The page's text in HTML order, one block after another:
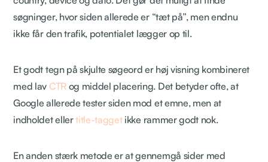
søgninger, hvor siden allerede er “tæt på”, men endnu
ikke får den trafik, potentialet lægger op til.
Et godt tegn på skjulte søgeord er høj visning kombineret
med lav CTRog middel placering. Det betyder ofte, at
Google allerede tester siden mod et emne, men at
indholdet ellertitle-taggetikke rammer godt nok.
En anden stærk metode er at gennemgå sider med